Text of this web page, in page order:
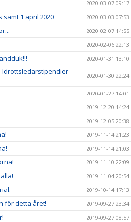
2020-03-07 09:17
samt 1 april 2020 2020-03-03 07:53
2020-02-07 14:55
2020-02-06 22:13
2020-01-31 13:10
Idrottsledarstipendier
2020-01-30 22:24
2020-01-27 14:01
2019-12-20 14:24
2019-12-05 20:38
2019-11-14 21:23
2019-11-14 21:03
2019-11-10 22:09
2019-11-04 20:54
2019-10-14 17:13
för detta året! 2019-09-27 23:34
2019-09-27 08:57